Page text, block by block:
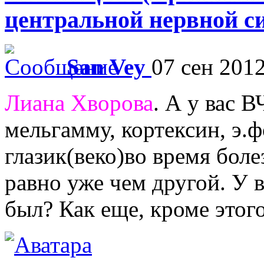
центральной нервной
San Vey 07 сен
Лиана Хворова. А у вас
мельгамму, кортексин,
глазик(веко)во время
равно уже чем другой.
был? Как еще, кроме